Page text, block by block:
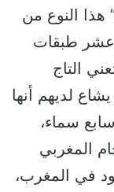
هذا النوع من
عشر طبقات
التاج
لديهم أنها
سماء،
المغربي
في المغرب،